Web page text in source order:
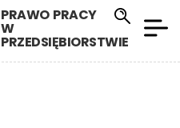
PRAWO PRACY
W
PRZEDSIĘBIORSTWIE